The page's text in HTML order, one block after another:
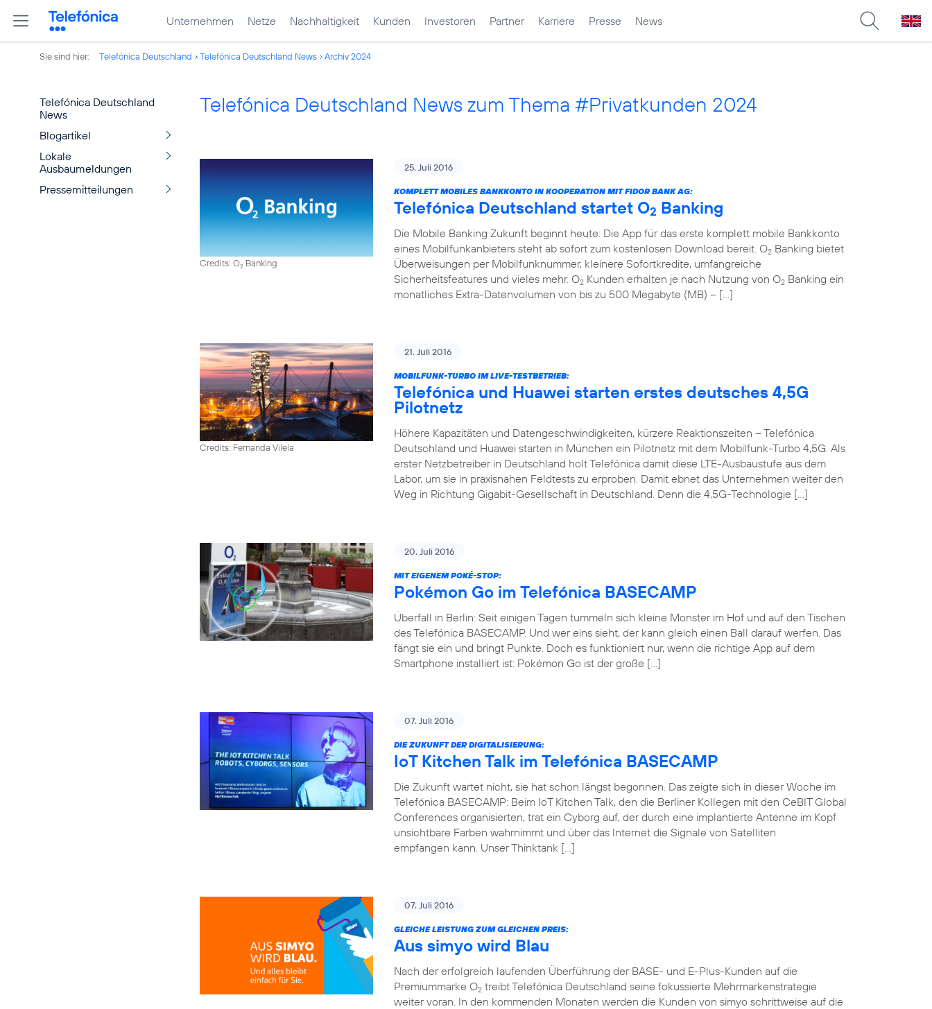
Unternehmen Netze Nachhaltigkeit Kunden Investoren Partner Karriere Presse News
Sie sind hier: Telefónica Deutschland Telefónica Deutschland News Archiv 2024
Telefónica Deutschland
News
Blogartikel
Lokale
Ausbaumeldungen
Pressemitteilungen
Telefónica Deutschland News zum Thema #Privatkunden 2024
Credits: O2 Banking
25. Juli 2016
KOMPLETT MOBILES BANKKONTO IN KOOPERATION MIT FIDOR BANK AG:
Telefónica Deutschland startet O2 Banking
Die Mobile Banking Zukunft beginnt heute: Die App für das erste komplett mobile Bankkonto
eines Mobilfunkanbieters steht ab sofort zum kostenlosen Download bereit. O2 Banking bietet
Überweisungen per Mobilfunknummer, kleinere Sofortkredite, umfangreiche
Sicherheitsfeatures und vieles mehr. O2 Kunden erhalten je nach Nutzung von O2 Banking ein
monatliches Extra-Datenvolumen von bis zu 500 Megabyte (MB) – […]
Credits: Fernanda Vilela
21. Juli 2016
MOBILFUNK-TURBO IM LIVE-TESTBETRIEB:
Telefónica und Huawei starten erstes deutsches 4,5G
Pilotnetz
Höhere Kapazitäten und Datengeschwindigkeiten, kürzere Reaktionszeiten – Telefónica
Deutschland und Huawei starten in München ein Pilotnetz mit dem Mobilfunk-Turbo 4,5G. Als
erster Netzbetreiber in Deutschland holt Telefónica damit diese LTE-Ausbaustufe aus dem
Labor, um sie in praxisnahen Feldtests zu erproben. Damit ebnet das Unternehmen weiter den
Weg in Richtung Gigabit-Gesellschaft in Deutschland. Denn die 4,5G-Technologie […]
20. Juli 2016
MIT EIGENEM POKÉ-STOP:
Pokémon Go im Telefónica BASECAMP
Überfall in Berlin: Seit einigen Tagen tummeln sich kleine Monster im Hof und auf den Tischen
des Telefónica BASECAMP. Und wer eins sieht, der kann gleich einen Ball darauf werfen. Das
fängt sie ein und bringt Punkte. Doch es funktioniert nur, wenn die richtige App auf dem
Smartphone installiert ist: Pokémon Go ist der große […]
07. Juli 2016
DIE ZUKUNFT DER DIGITALISIERUNG:
IoT Kitchen Talk im Telefónica BASECAMP
Die Zukunft wartet nicht, sie hat schon längst begonnen. Das zeigte sich in dieser Woche im
Telefónica BASECAMP: Beim IoT Kitchen Talk, den die Berliner Kollegen mit den CeBIT Global
Conferences organisierten, trat ein Cyborg auf, der durch eine implantierte Antenne im Kopf
unsichtbare Farben wahrnimmt und über das Internet die Signale von Satelliten
empfangen kann. Unser Thinktank […]
07. Juli 2016
GLEICHE LEISTUNG ZUM GLEICHEN PREIS:
Aus simyo wird Blau
Nach der erfolgreich laufenden Überführung der BASE- und E-Plus-Kunden auf die
Premiummarke O2 treibt Telefónica Deutschland seine fokussierte Mehrmarkenstrategie
weiter voran. In den kommenden Monaten werden die Kunden von simyo schrittweise auf die